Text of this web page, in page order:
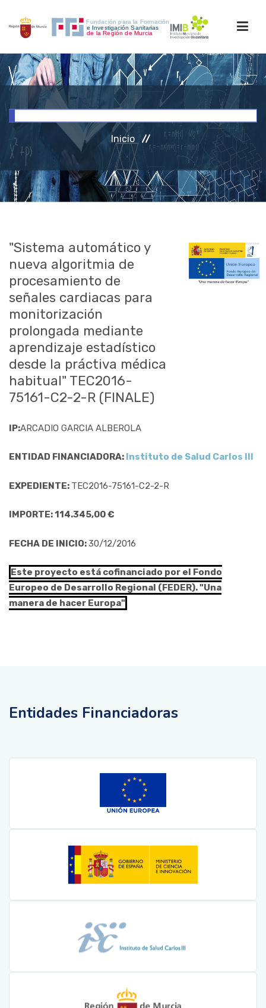
INICIO
INVESTIGACIÓN
RRHH
ACCESO PERSONAL
Inicio
"Sistema automático y
nueva algoritmia de
procesamiento de
señales cardiacas para
monitorización
prolongada mediante
aprendizaje estadístico
desde la práctiva médica
habitual" TEC2016-
75161-C2-2-R (FINALE)
IP:ARCADIO GARCIA ALBEROLA
ENTIDAD FINANCIADORA: Instituto de Salud Carlos III
EXPEDIENTE: TEC2016-75161-C2-2-R
IMPORTE: 114.345,00 €
FECHA DE INICIO:30/12/2016
Este proyecto está cofinanciado por el Fondo
Europeo de Desarrollo Regional (FEDER). "Una
manera de hacer Europa"
Entidades Financiadoras